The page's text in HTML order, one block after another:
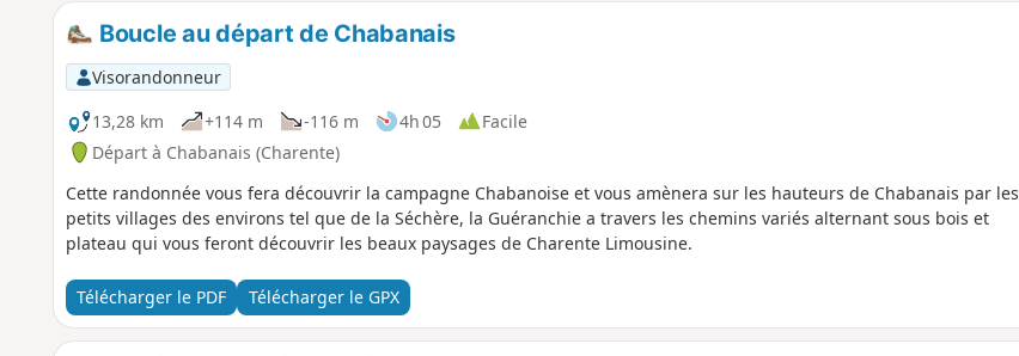
Boucle au départ de Chabanais
Visorandonneur
13,28 km
+114 m -116 m 4h 05
Facile
Départ à Chabanais (Charente)
Cette randonnée vous fera découvrir la campagne Chabanoise et vous amènera sur les hauteurs de Chabanais par les
petits villages des environs tel que de la Séchère, la Guéranchie a travers les chemins variés alternant sous bois et
plateau qui vous feront découvrir les beaux paysages de Charente Limousine.
Télécharger le PDF Télécharger le GPX